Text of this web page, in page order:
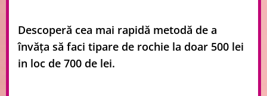
Descoperă cea mai rapidă metodă de a
învăța să faci tipare de rochie la doar 500 lei
in loc de 700 de lei.